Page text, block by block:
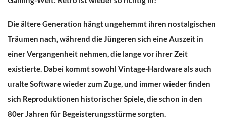
Die ältere Generation hängt ungehemmt ihren nostalgischen
Träumen nach, während die Jüngeren sich eine Auszeit in
einer Vergangenheit nehmen, die lange vor ihrer Zeit
existierte. Dabei kommt sowohl Vintage-Hardware als auch
uralte Software wieder zum Zuge, und immer wieder finden
sich Reproduktionen historischer Spiele, die schon in den
80er Jahren für Begeisterungsstürme sorgten.